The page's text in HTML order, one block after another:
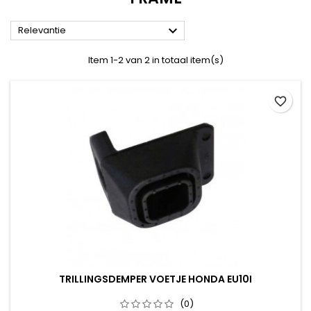
Relevantie 
Item 1-2 van 2 in totaal item(s)
TRILLINGSDEMPER VOETJE HONDA EU10I
(0)
favorite_border